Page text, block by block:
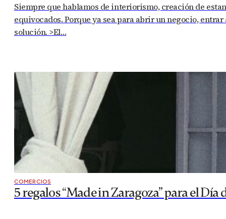
Siempre que hablamos de interiorismo, creación de
equivocados. Porque ya sea para abrir un negocio,
solución. >El…
COMERCIOS
5 regalos “Made in Zaragoza” para el Día